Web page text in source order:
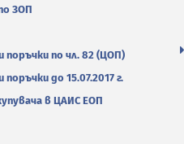
ЗОП
по чл. 82 (ЦОП)
до 15.07.2017 г.
в ЦАИС ЕОП